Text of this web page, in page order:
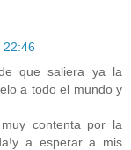
22:46
que saliera ya la
a todo el mundo y
contenta por la
a esperar a mis